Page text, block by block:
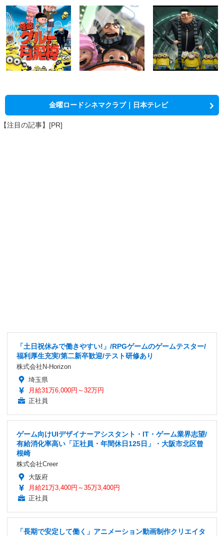
金曜ロードシネマクラブ｜日本テレビ
【注目の記事】[PR]
「土日祝休みで働きやすい!」/RPGゲームのゲームテスター/
福利厚生充実/第二新卒歓迎/テスト研修あり
株式会社N-Horizon
埼玉県
月給31万6,000円～32万円
正社員
ゲーム向けUIデザイナーアシスタント・IT・ゲーム業界志望/
有給消化率高い「正社員・年間休日125日」・大阪市北区曾
根崎
株式会社Creer
大阪府
月給21万3,400円～35万3,400円
正社員
「長期で安定して働く」アニメーション動画制作クリエイタ